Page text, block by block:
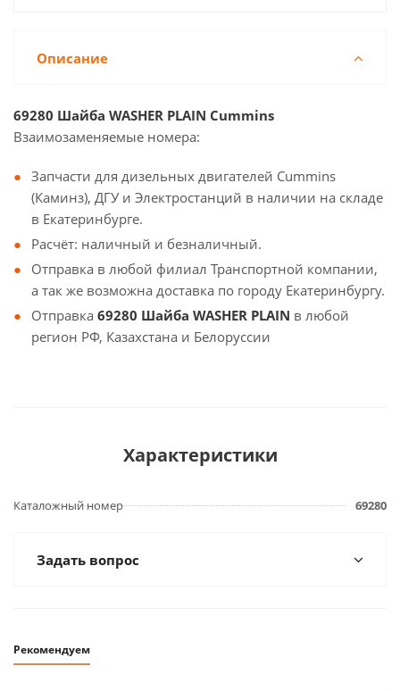
Описание
69280 Шайба WASHER PLAIN Cummins
Взаимозаменяемые номера:
Запчасти для дизельных двигателей Cummins
(Каминз), ДГУ и Электростанций в наличии на складе
в Екатеринбурге.
Расчёт: наличный и безналичный.
Отправка в любой филиал Транспортной компании,
а так же возможна доставка по городу Екатеринбургу.
Отправка 69280 Шайба WASHER PLAIN в любой
регион РФ, Казахстана и Белоруссии
Характеристики
Каталожный номер 69280
Задать вопрос
Рекомендуем